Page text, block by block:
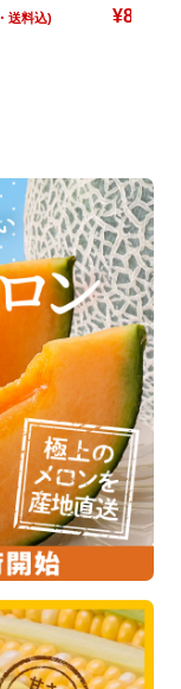
¥8,680